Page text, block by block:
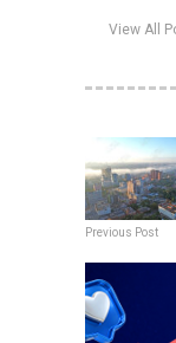
View All
Previous Post